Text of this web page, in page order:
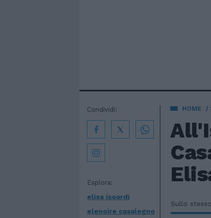
HOME
Esplora:
elisa isoardi
elenoire casalegno
Condividi:
Sullo